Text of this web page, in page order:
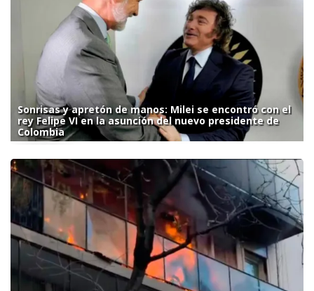
Sonrisas y apretón de manos: Milei se encontró con el
rey Felipe VI en la asunción del nuevo presidente de
Colombia